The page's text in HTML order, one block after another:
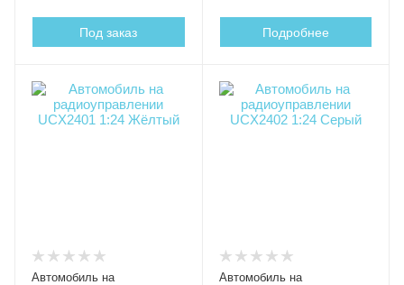
Под заказ Подробнее
Автомобиль на
Автомобиль на